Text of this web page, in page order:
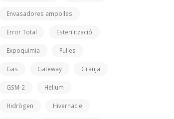
Envasadores ampolles
Error Total Esterilització
Expoquimia Fulles
Gas Gateway Granja
GSM-2 Helium
Hidrògen Hivernacle